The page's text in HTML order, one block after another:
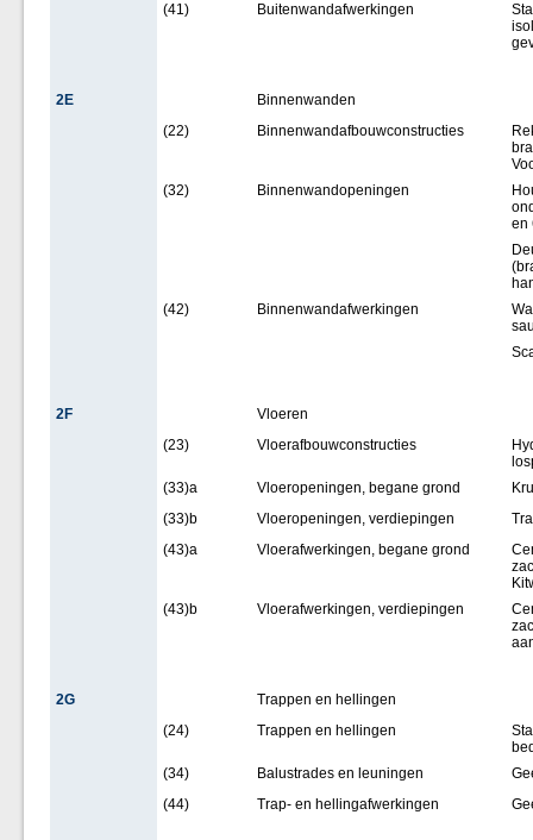
(41)
Buitenwandafwerkingen
2E
Binnenwanden
(22)
Binnenwandafbouwconstructies
(32)
Binnenwandopeningen
en
(42)
Binnenwandafwerkingen
2F
Vloeren
(23)
Vloerafbouwconstructies
(33)a
Vloeropeningen, begane grond
(33)b
Vloeropeningen, verdiepingen
(43)a
Vloerafwerkingen, begane grond
(43)b
Vloerafwerkingen, verdiepingen
2G
Trappen en hellingen
(24)
Trappen en hellingen
(34)
Balustrades en leuningen
(44)
Trap- en hellingafwerkingen